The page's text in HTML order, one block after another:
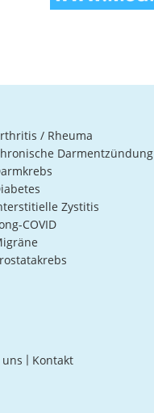
/ Rheuma
Darmentzündung
Zystitis
COVID
Kontakt